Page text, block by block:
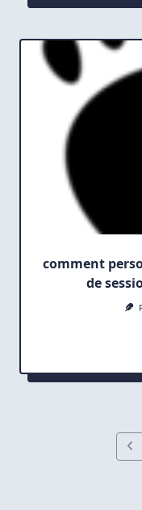
comment
de